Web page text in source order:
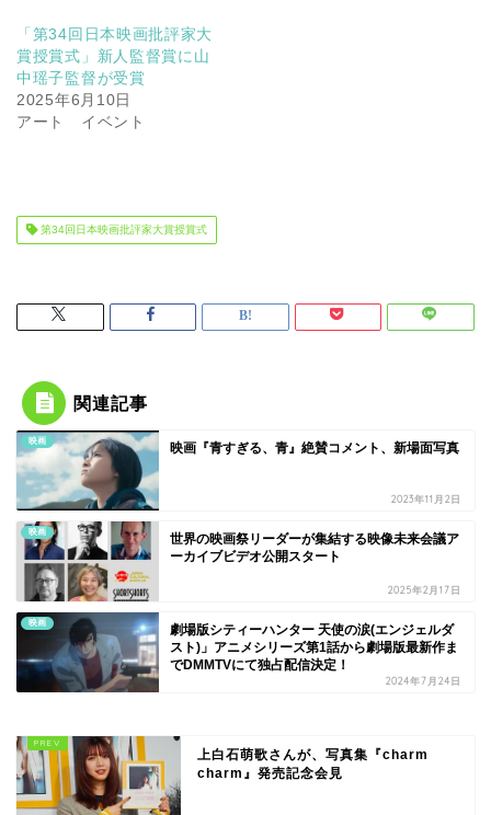
「第34回日本映画批評家大
賞授賞式」新人監督賞に山
中瑶子監督が受賞
2025年6月10日
アート イベント
第34回日本映画批評家大賞授賞式
関連記事
映画 映画『青すぎる、青』絶賛コメント、新場面写真
2023年11月2日
映画
世界の映画祭リーダーが集結する映像未来会議ア
ーカイブビデオ公開スタート
2025年2月17日
映画
劇場版シティーハンター 天使の涙(エンジェルダ
スト)」アニメシリーズ第1話から劇場版最新作ま
でDMMTVにて独占配信決定！
2024年7月24日
上白石萌歌さんが、写真集『charm
charm』発売記念会見